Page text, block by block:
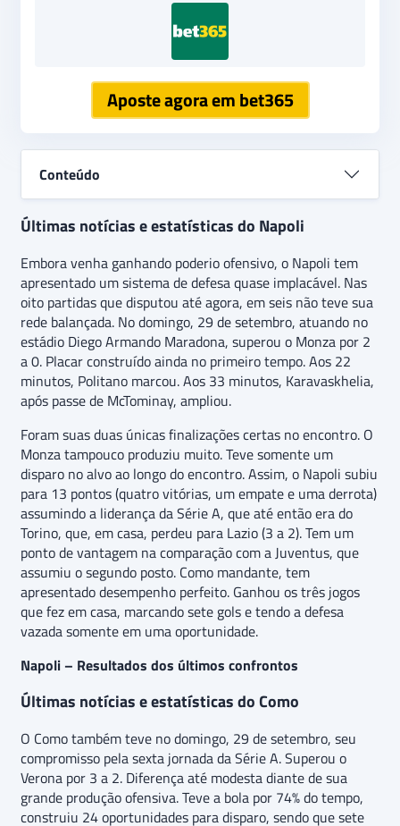
Aposte agora em bet365
Conteúdo
Últimas notícias e estatísticas do Napoli
Embora venha ganhando poderio ofensivo, o Napoli tem
apresentado um sistema de defesa quase implacável. Nas
oito partidas que disputou até agora, em seis não teve sua
rede balançada. No domingo, 29 de setembro, atuando no
estádio Diego Armando Maradona, superou o Monza por 2
a 0. Placar construído ainda no primeiro tempo. Aos 22
minutos, Politano marcou. Aos 33 minutos, Karavaskhelia,
após passe de McTominay, ampliou.
Foram suas duas únicas finalizações certas no encontro. O
Monza tampouco produziu muito. Teve somente um
disparo no alvo ao longo do encontro. Assim, o Napoli subiu
para 13 pontos (quatro vitórias, um empate e uma derrota)
assumindo a liderança da Série A, que até então era do
Torino, que, em casa, perdeu para Lazio (3 a 2). Tem um
ponto de vantagem na comparação com a Juventus, que
assumiu o segundo posto. Como mandante, tem
apresentado desempenho perfeito. Ganhou os três jogos
que fez em casa, marcando sete gols e tendo a defesa
vazada somente em uma oportunidade.
Napoli – Resultados dos últimos confrontos
Últimas notícias e estatísticas do Como
O Como também teve no domingo, 29 de setembro, seu
compromisso pela sexta jornada da Série A. Superou o
Verona por 3 a 2. Diferença até modesta diante de sua
grande produção ofensiva. Teve a bola por 74% do tempo,
construiu 24 oportunidades para disparo, sendo que sete